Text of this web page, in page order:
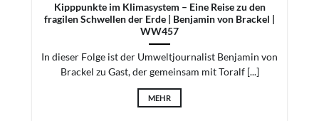
Kipppunkte im Klimasystem – Eine Reise zu den
fragilen Schwellen der Erde | Benjamin von Brackel |
WW457
In dieser Folge ist der Umweltjournalist Benjamin von
Brackel zu Gast, der gemeinsam mit Toralf [...]
MEHR